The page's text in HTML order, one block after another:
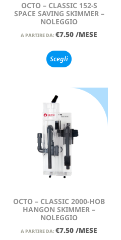
OCTO – CLASSIC 152-S
SPACE SAVING SKIMMER –
NOLEGGIO
A PARTIRE DA: €7.50 /MESE
Scegli
OCTO – CLASSIC 2000-HOB
HANGON SKIMMER –
NOLEGGIO
A PARTIRE DA: €7.50 /MESE